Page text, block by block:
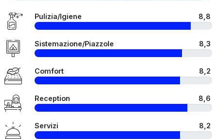
Pulizia/Igiene 8,8
Sistemazione/Piazzole 8,3
Comfort 8,2
Reception 8,6
Servizi 8,2